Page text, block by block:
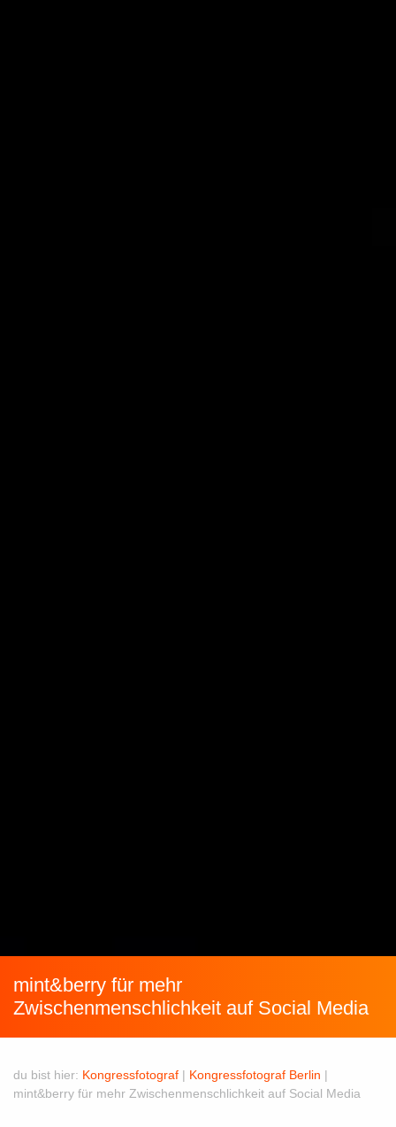
mint&berry für mehr
Zwischenmenschlichkeit auf Social Media
du bist hier: Kongressfotograf | Kongressfotograf Berlin |
mint&berry für mehr Zwischenmenschlichkeit auf Social Media